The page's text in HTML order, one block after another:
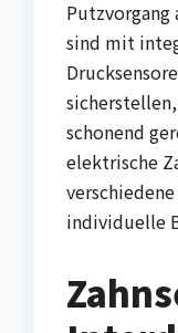
sind mit
schonend
elektrische
individuelle